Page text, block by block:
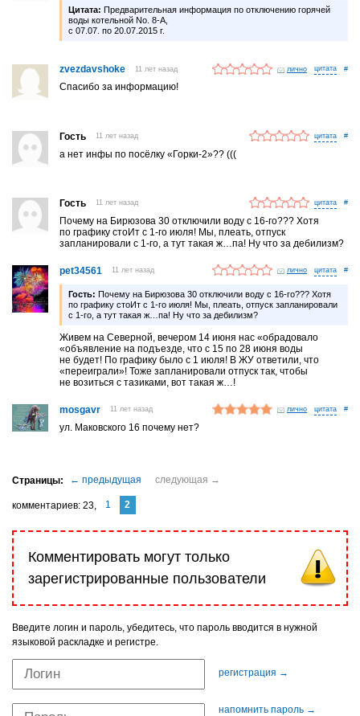
Цитата: Предварительная информация по отключению горячей
воды котельной No. 8-А,
с 07.07. по 20.07.2015 г.
zvezdavshoke 11 лет назад лично #
Спасибо за информацию!
Гость 11 лет назад #
а нет инфы по посёлку «Горки-2»?? (((
Гость 11 лет назад #
Почему на Бирюзова 30 отключили воду с 16-го??? Хотя
по графику стоИт с 1-го июля! Мы, плеать, отпуск
запланировали с 1-го, а тут такая ж…па! Ну что за дебилизм?
pet34561 11 лет назад лично #
Гость: Почему на Бирюзова 30 отключили воду с 16-го??? Хотя
по графику стоИт с 1-го июля! Мы, плеать, отпуск запланировали
с 1-го, а тут такая ж…па! Ну что за дебилизм?
Живем на Северной, вечером 14 июня нас «обрадовало
«объявление на подъезде, что с 15 по 28 июня воды
не будет! По графику было с 1 июля! В ЖУ ответили, что
«переиграли»! Тоже запланировали отпуск так, чтобы
не возиться с тазиками, вот такая ж…!
mosgavr 11 лет назад лично #
ул. Маковского 16 почему нет?
комментариев 23 1 2
Комментировать могут только
зарегистрированные пользователи
Введите логин и пароль, убедитесь, что пароль вводится в нужной
языковой раскладке и регистре.
регистрация →
напомнить пароль →